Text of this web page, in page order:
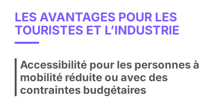
LES AVANTAGES POUR LES
TOURISTES ET L’INDUSTRIE
Accessibilité pour les personnes à
mobilité réduite ou avec des
contraintes budgétaires